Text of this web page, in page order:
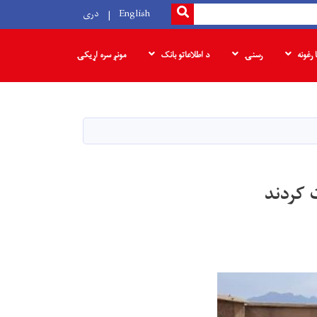
SEARCH
English دری
رغونه رسنۍ د اطلاعاتو بانک مونږ سره اړیکۍ